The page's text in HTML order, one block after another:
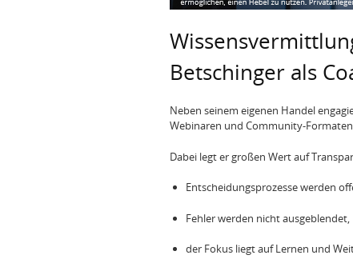
Betschinger als
Neben seinem eigenen Handel
Webinaren und Community-
Dabei legt er großen Wert auf
Entscheidungsprozesse werden
Fehler werden nicht ausgeblendet,
der Fokus liegt auf Lernen und